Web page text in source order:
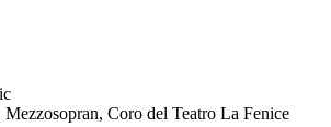
Coro del Teatro La Fenice